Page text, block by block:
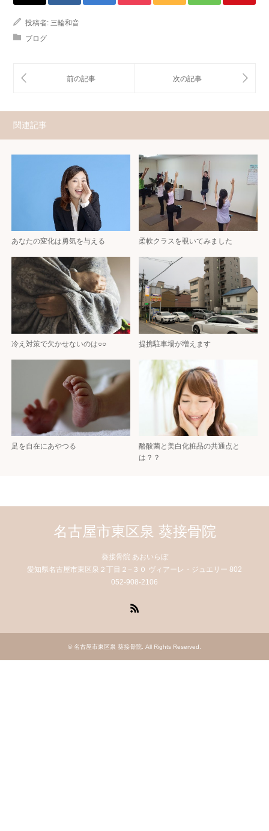
投稿者: 三輪和音
ブログ
関連記事
あなたの変化は勇気を与える 柔軟クラスを覗いてみました
冷え対策で欠かせないのは○○ 提携駐車場が増えます
足を自在にあやつる
酪酸菌と美白化粧品の共通点と
は？？
名古屋市東区泉 葵接骨院
葵接骨院 あおいらぼ
愛知県名古屋市東区泉２丁目２−３０ ヴィアーレ・ジュエリー 802
052-908-2106
© 名古屋市東区泉 葵接骨院. All Rights Reserved.